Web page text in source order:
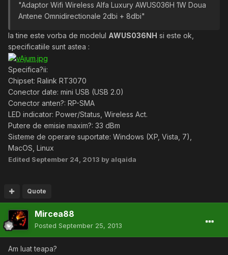
"Adaptor Wifi Wireless Alfa Luxury AWUS036H 1W Doua
Antene Omnidirectionale 2dbi + 8dbi"
la tine este vorba de modelul AWUS036NH si este ok,
specificatiile sunt astea :
Specifica?ii:
Chipset: Ralink RT3070
Conector date: mini USB (USB 2.0)
Conector anten?: RP-SMA
LED indicator: Power/Status, Wireless Act.
Putere de emisie maxim?: 33 dBm
Sisteme de operare suportate: Windows (XP, Vista, 7),
MacOS, Linux
Edited September 24, 2013 by alqaida
Quote
Mircea88
Posted September 25, 2013
Am luat teapa?